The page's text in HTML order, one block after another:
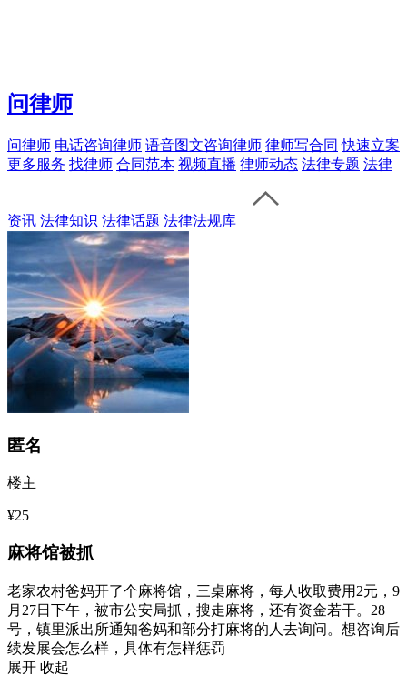
问律师
问律师 电话咨询律师 语音图文咨询律师 律师写合同 快速立案
更多服务 找律师 合同范本 视频直播 律师动态 法律专题 法律
资讯 法律知识 法律话题 法律法规库
匿名
楼主
¥25
麻将馆被抓
老家农村爸妈开了个麻将馆，三桌麻将，每人收取费用2元，9
月27日下午，被市公安局抓，搜走麻将，还有资金若干。28
号，镇里派出所通知爸妈和部分打麻将的人去询问。想咨询后
续发展会怎么样，具体有怎样惩罚
展开 收起